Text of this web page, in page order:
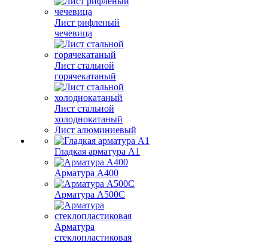
Лист рифленый
чечевица
Лист стальной
горячекатаный
Лист стальной
холоднокатаный
Лист алюминиевый
Гладкая арматура А1
Арматура А400
Арматура A500C
Арматура
стеклопластиковая